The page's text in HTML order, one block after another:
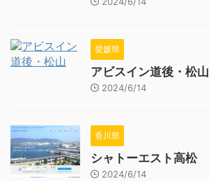
愛媛県
アビスイン道後・松山
2024/6/14
香川県
シャトーエスト高松
2024/6/14